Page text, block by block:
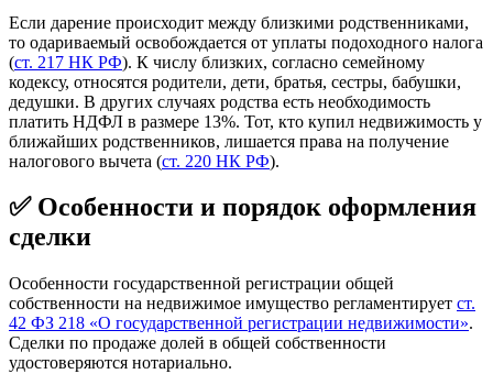
Если дарение происходит между близкими родственниками,
то одариваемый освобождается от уплаты подоходного налога
(ст. 217 НК РФ). К числу близких, согласно семейному
кодексу, относятся родители, дети, братья, сестры, бабушки,
дедушки. В других случаях родства есть необходимость
платить НДФЛ в размере 13%. Тот, кто купил недвижимость у
ближайших родственников, лишается права на получение
налогового вычета (ст. 220 НК РФ).
✅ Особенности и порядок оформления
сделки
Особенности государственной регистрации общей
собственности на недвижимое имущество регламентирует ст.
42 ФЗ 218 «О государственной регистрации недвижимости».
Сделки по продаже долей в общей собственности
удостоверяются нотариально.